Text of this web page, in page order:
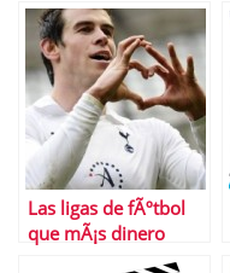
en Alemania?
Las ligas de fÃºtbol
que mÃ¡s dinero
gastaron en Europa